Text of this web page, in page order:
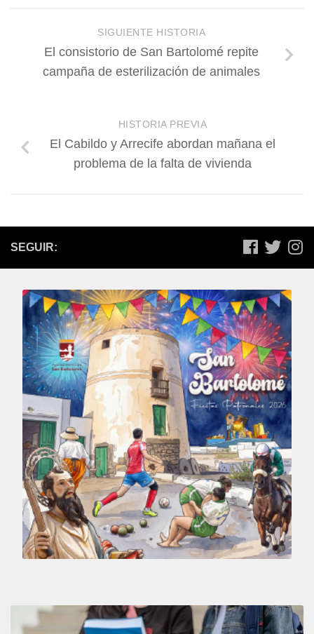
SIGUIENTE HISTORIA
El consistorio de San Bartolomé repite
campaña de esterilización de animales
HISTORIA PREVIA
El Cabildo y Arrecife abordan mañana el
problema de la falta de vivienda
SEGUIR: